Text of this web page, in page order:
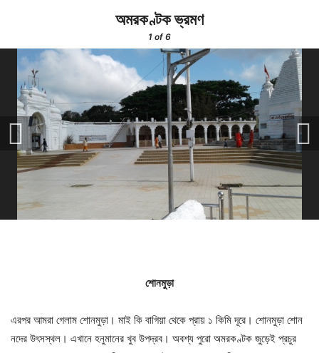
অমরকণ্টক ভ্রমণ
1 of 6
শোনমুড়া
এরপর আমরা গেলাম শোনমুড়া। মাই কি বাগিয়া থেকে প্রায় ১ কিমি দূরে। শোনমুড়া শোন
নদের উৎসস্থল। এখানে হনুমানের খুব উপদ্রব। অবশ্য পুরো অমরকণ্টক জুড়েই প্রচুর